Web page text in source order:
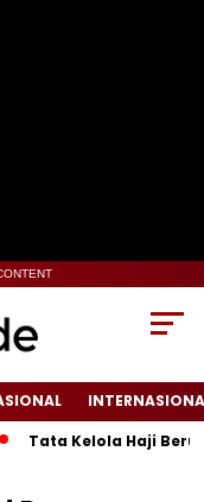
Kelola Haji Berubah,